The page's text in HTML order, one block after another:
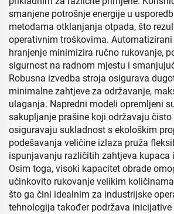
smanjene potrošnje energije u
metodama otklanjanja otpada, što
operativnim troškovima. Automatizirani
hranjenje minimizira ručno rukovanje,
sigurnost na radnom mjestu i
Robusna izvedba stroja osigurava
minimalne zahtjeve za održavanje,
ulaganja. Napredni modeli opremljeni
sakupljanje prašine koji održavaju čisto
osiguravaju sukladnost s ekološkim
podešavanja veličine izlaza pruža
ispunjavanju različitih zahtjeva kupaca
Osim toga, visoki kapacitet obrade
učinkovito rukovanje velikim
što ga čini idealnim za industrijske
tehnologija također podržava inicijative